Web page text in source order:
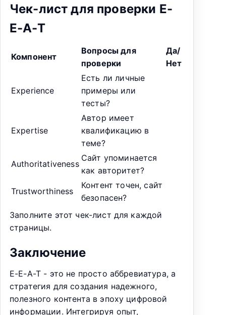
Чек-лист для проверки E-
E-A-T
Компонент
Вопросы для
проверки
Да/
Нет
Experience
Есть ли личные
примеры или
тесты?
Expertise
Автор имеет
квалификацию в
теме?
Authoritativeness
Сайт упоминается
как авторитет?
Trustworthiness
Контент точен, сайт
безопасен?
Заполните этот чек-лист для каждой
страницы.
Заключение
E-E-A-T - это не просто аббревиатура, а
стратегия для создания надежного,
полезного контента в эпоху цифровой
информации. Интегрируя опыт,